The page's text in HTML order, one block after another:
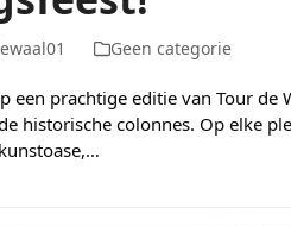
Geen categorie
een prachtige editie van Tour
historische colonnes. Op elke